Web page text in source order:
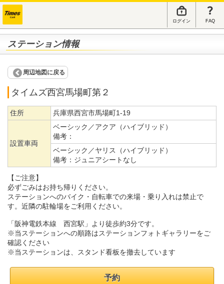
ログイン FAQ
ステーション情報
周辺地図に戻る
タイムズ西宮馬場町第２
住所 兵庫県西宮市馬場町1-19
設置車両
ベーシック／アクア（ハイブリッド）
備考：
ベーシック／ヤリス（ハイブリッド）
備考： ジュニアシートなし
【ご注意】
必ずごみはお持ち帰りください。
ステーションへのバイク・自転車での来場・乗り入れは禁止で
す。近隣の駐輪場をご利用ください。
「阪神電鉄本線 西宮駅」より徒歩約3分です。
※当ステーションへの順路はステーションフォトギャラリーをご
確認ください
※当ステーションは、スタンド看板を撤去しています
予約